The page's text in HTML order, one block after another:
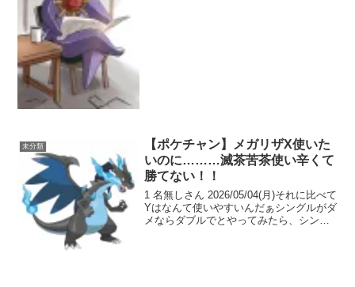
未分類
【ポケチャン】メガリザX使いた
いのに………滅茶苦茶使い辛くて
勝てない！！
1 名無しさん 2026/05/04(月)それに比べて
Yはなんて使いやすいんだぁシングルがダ
メならダブルでとやってみたら、シング